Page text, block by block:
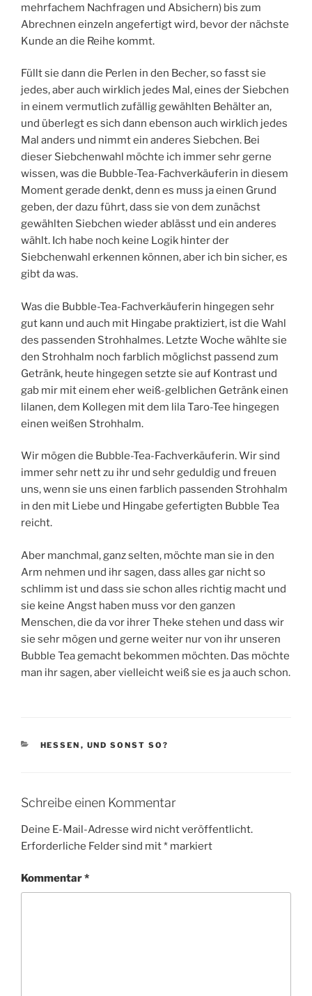
mehrfachem Nachfragen und Absichern) bis zum
Abrechnen einzeln angefertigt wird, bevor der nächste
Kunde an die Reihe kommt.
Füllt sie dann die Perlen in den Becher, so fasst sie
jedes, aber auch wirklich jedes Mal, eines der Siebchen
in einem vermutlich zufällig gewählten Behälter an,
und überlegt es sich dann ebenson auch wirklich jedes
Mal anders und nimmt ein anderes Siebchen. Bei
dieser Siebchenwahl möchte ich immer sehr gerne
wissen, was die Bubble-Tea-Fachverkäuferin in diesem
Moment gerade denkt, denn es muss ja einen Grund
geben, der dazu führt, dass sie von dem zunächst
gewählten Siebchen wieder ablässt und ein anderes
wählt. Ich habe noch keine Logik hinter der
Siebchenwahl erkennen können, aber ich bin sicher, es
gibt da was.
Was die Bubble-Tea-Fachverkäuferin hingegen sehr
gut kann und auch mit Hingabe praktiziert, ist die Wahl
des passenden Strohhalmes. Letzte Woche wählte sie
den Strohhalm noch farblich möglichst passend zum
Getränk, heute hingegen setzte sie auf Kontrast und
gab mir mit einem eher weiß-gelblichen Getränk einen
lilanen, dem Kollegen mit dem lila Taro-Tee hingegen
einen weißen Strohhalm.
Wir mögen die Bubble-Tea-Fachverkäuferin. Wir sind
immer sehr nett zu ihr und sehr geduldig und freuen
uns, wenn sie uns einen farblich passenden Strohhalm
in den mit Liebe und Hingabe gefertigten Bubble Tea
reicht.
Aber manchmal, ganz selten, möchte man sie in den
Arm nehmen und ihr sagen, dass alles gar nicht so
schlimm ist und dass sie schon alles richtig macht und
sie keine Angst haben muss vor den ganzen
Menschen, die da vor ihrer Theke stehen und dass wir
sie sehr mögen und gerne weiter nur von ihr unseren
Bubble Tea gemacht bekommen möchten. Das möchte
man ihr sagen, aber vielleicht weiß sie es ja auch schon.
KATEGORIEN
HESSEN , UND SONST SO?
Schreibe einen Kommentar
Deine E-Mail-Adresse wird nicht veröffentlicht.
Erforderliche Felder sind mit* markiert
Kommentar*